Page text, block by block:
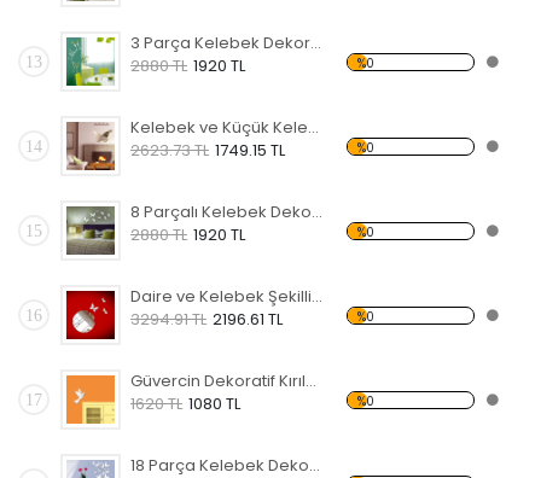
13
3 Parça Kelebek Dekoratif Kırılmaz Ayna
2880 TL 1920 TL %0
14
Kelebek ve Küçük Kelebekler Dekoratif Kırılmaz Ayna
2623.73 TL 1749.15 TL %0
15
8 Parçalı Kelebek Dekoratif Kırılmaz Ayna
2880 TL 1920 TL %0
16
Daire ve Kelebek Şekilli Dekoratif Kırılmaz Ayna
3294.91 TL 2196.61 TL %0
17
Güvercin Dekoratif Kırılmaz Ayna
1620 TL 1080 TL %0
18 Parça Kelebek Dekoratif Kırılmaz Ayna